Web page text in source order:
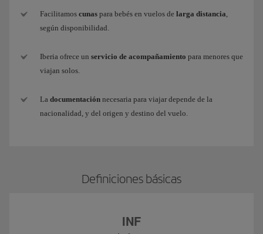
Facilitamos cunas para bebés en vuelos de larga distancia
según disponibilidad.
Iberia ofrece un servicio de acompañamiento para menores que
viajan solos.
La documentación necesaria para viajar depende de la
nacionalidad, y del origen y destino del vuelo.
Definiciones básicas
INF